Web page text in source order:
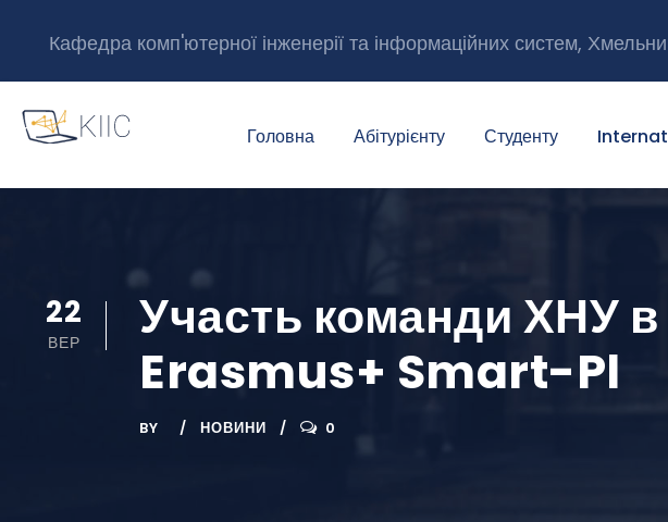
Кафедра комп'ютерної інженерії та інформаційних систем,
Головна Абітурієнту Студенту
22
ВЕР
Участь команди ХНУ в
Erasmus+ Smart-Pl
BY НОВИНИ 0